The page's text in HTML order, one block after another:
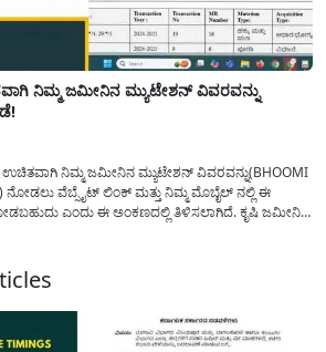
ನಿಮ್ಮ ಜಮೀನಿನ ಮ್ಯುಟೇಶನ್ ವಿವರವನ್ನು
ನಿಮ್ಮ ಜಮೀನಿನ ಮ್ಯುಟೇಶನ್ ವಿವರವನ್ನು(BHOOMI
ನೋಡಲು ವೆಬ್ಸೈಟ್ ಲಿಂಕ್ ಮತ್ತು ನಿಮ್ಮ ಮೊಬೈಲ್ ನಲ್ಲಿ ಈ
ಎಂದು ಈ ಅಂಕಣದಲ್ಲಿ ತಿಳಿಸಲಾಗಿದೆ. ಕೃಷಿ ಜಮೀನಿಗೆ